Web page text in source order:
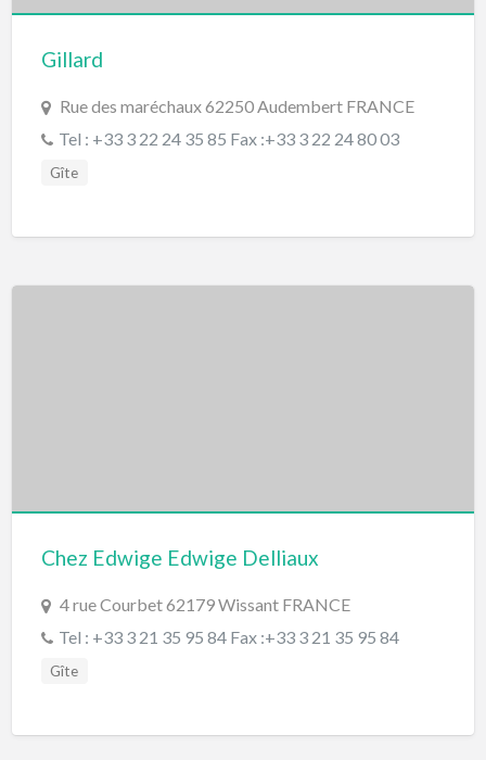
Gillard
Rue des maréchaux 62250 Audembert FRANCE
Tel : +33 3 22 24 35 85 Fax :+33 3 22 24 80 03
Gîte
Chez Edwige Edwige Delliaux
4 rue Courbet 62179 Wissant FRANCE
Tel : +33 3 21 35 95 84 Fax :+33 3 21 35 95 84
Gîte